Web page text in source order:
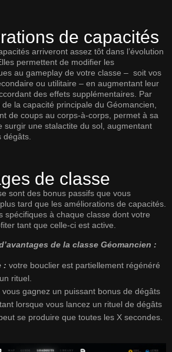
de capacités
arriveront assez tôt dans l’évolution
permettent de modifier les
au gameplay de votre classe – soit vos
ou utilitaire – en augmentant leur
des effets supplémentaires. Par
la capacité principale du Géomancien,
de coups au corps-à-corps, permet à sa
surgir une stalactite du sol, augmentant
dégâts.
de classe
sont des bonus passifs que vous
tard que les améliorations de capacités.
spécifiques à chaque classe dont votre
tant que celle-ci est active.
de la classe Géomancien :
: votre bouclier est partiellement régénéré
rituel.
vous gagnez un puissant bonus de dégâts
lorsque vous lancez un rituel de dégâts
se produire que toutes les X secondes.